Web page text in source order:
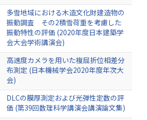
多雪地域における木造文化財建造物の
振動調査 その2積雪荷重を考慮した
振動特性の評価 (2020年度日本建築学
会大会学術講演会)
高速度カメラを用いた複屈折位相差分
布測定 (日本機械学会2020年度年次大
会)
DLCの膜厚測定および光弾性定数の評
価 (第39回数理科学講演会講演論文集)